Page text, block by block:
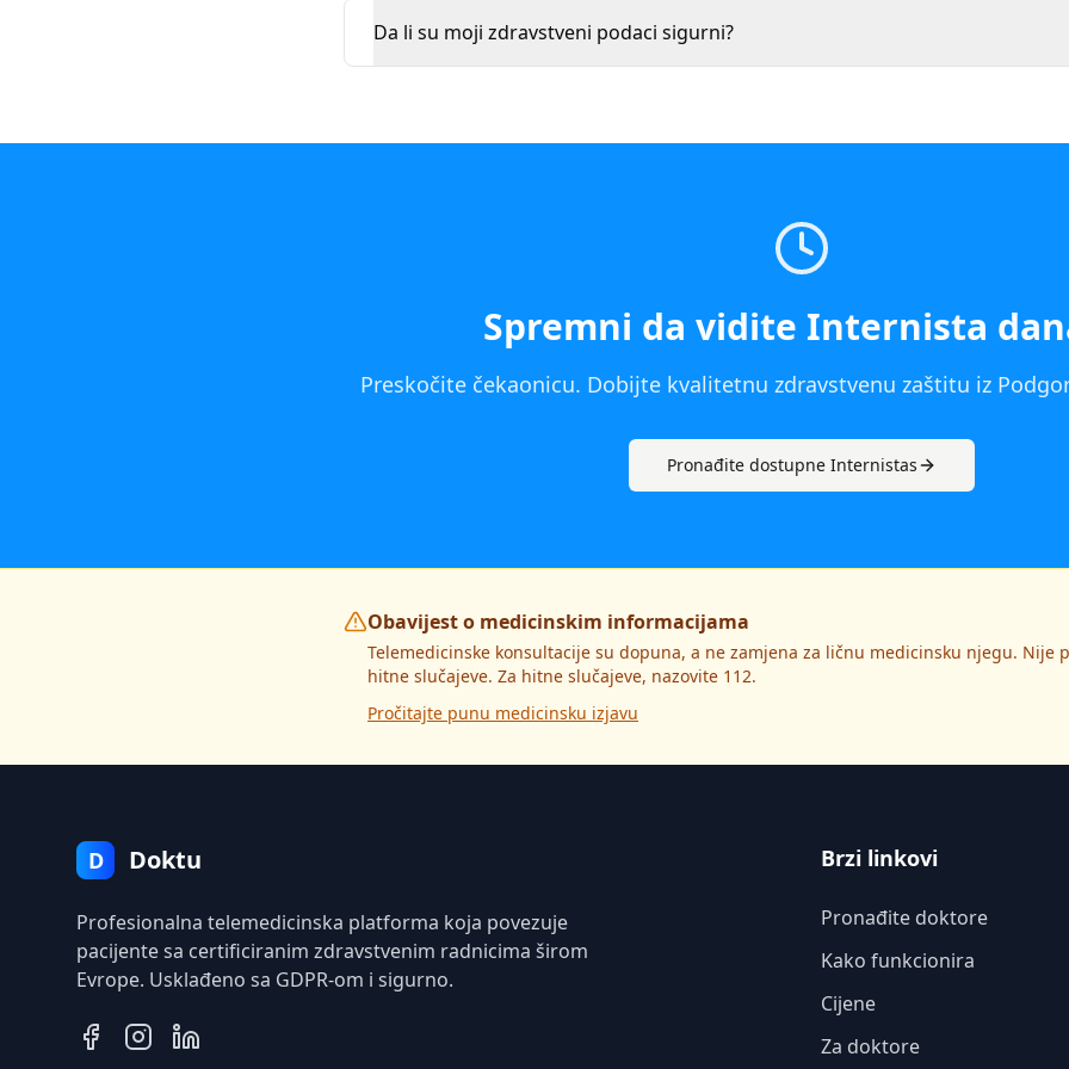
Da li su moji zdravstveni podaci sigurni?
Spremni da vidite Internista
Preskočite čekaonicu. Dobijte kvalitetnu zdravstvenu zaštitu iz
Pronađite dostupne Internistas
Obavijest o medicinskim informacijama
Telemedicinske konsultacije su dopuna, a ne zamjena za ličnu medicinsku njegu. Nije
hitne slučajeve. Za hitne slučajeve, nazovite 112.
Pročitajte punu medicinsku izjavu
D Doktu
Profesionalna telemedicinska platforma koja povezuje
pacijente sa certificiranim zdravstvenim radnicima širom
Evrope. Usklađeno sa GDPR-om i sigurno.
Brzi linkovi
Pronađite doktore
Kako funkcionira
Cijene
Za doktore